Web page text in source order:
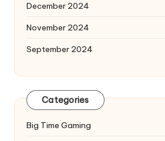
December 2024
November 2024
September 2024
Categories
Big Time Gaming